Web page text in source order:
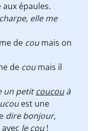
épaules.
elle me
de coumais on
de coumais il
un petitcoucouà
est une
dire bonjour,
le cou!